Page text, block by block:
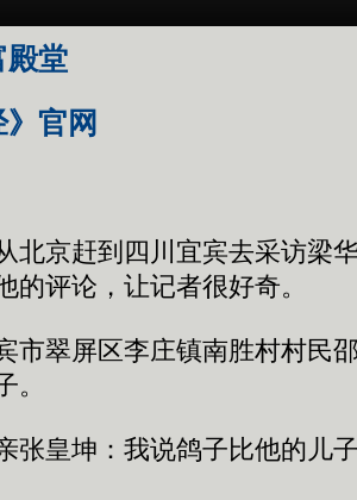
殿堂
官网
京赶到四川宜宾去采访梁
的评论，让记者很好奇。
翠屏区李庄镇南胜村村民
。
皇坤：我说鸽子比他的儿